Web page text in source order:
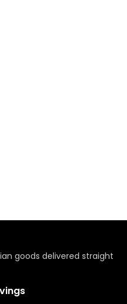
goods delivered straight